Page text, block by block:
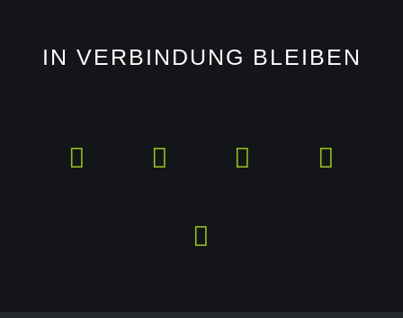
IN VERBINDUNG BLEIBEN